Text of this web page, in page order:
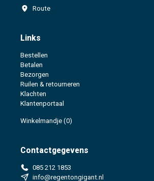
Route
Links
Bestellen
Betalen
Bezorgen
Ruilen & retourneren
Klachten
Klantenportaal
Winkelmandje (0)
Contactgegevens
085 212 1853
info@regentongigant.nl